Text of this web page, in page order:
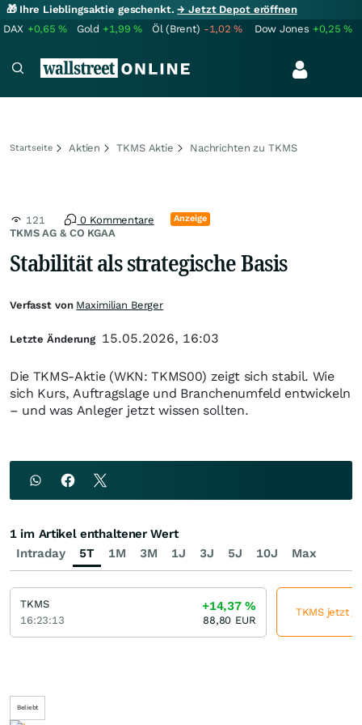
🎁 Ihre Lieblingsaktie geschenkt.→ Jetzt Depot eröffnen
DAX +0,65% Gold +1,99% Öl (Brent) -1,02% Dow Jones +0,25%
Startseite Aktien TKMS Aktie Nachrichten zu TKMS
TKMS AG & CO KGAA
121 0 Kommentare Anzeige
Stabilität als strategische Basis
Die TKMS-Aktie (WKN: TKMS00) zeigt sich stabil. Wie
sich Kurs, Auftragslage und Branchenumfeld entwickeln
– und was Anleger jetzt wissen sollten.
Beliebt
Verfasst von Maximilian Berger
Letzte Änderung 15.05.2026, 16:03
Intraday 5T 1M 3M 1J 3J 5J 10J Max
1 im Artikel enthaltener Wert
TKMS
16:23:13
+14,37%
88,80 EUR
TKMS jetzt